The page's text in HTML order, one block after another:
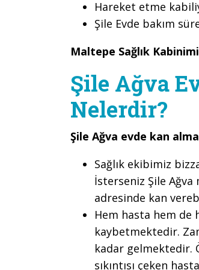
Hareket etme
Şile Evde bakım
Maltepe Sağlık
Şile Ağva
Nelerdir?
Şile Ağva evde kan alma
Sağlık ekibimiz
İsterseniz Şile Ağva
adresinde kan
Hem hasta hem de
kaybetmektedir.
kadar gelmektedir.
sıkıntısı çeken